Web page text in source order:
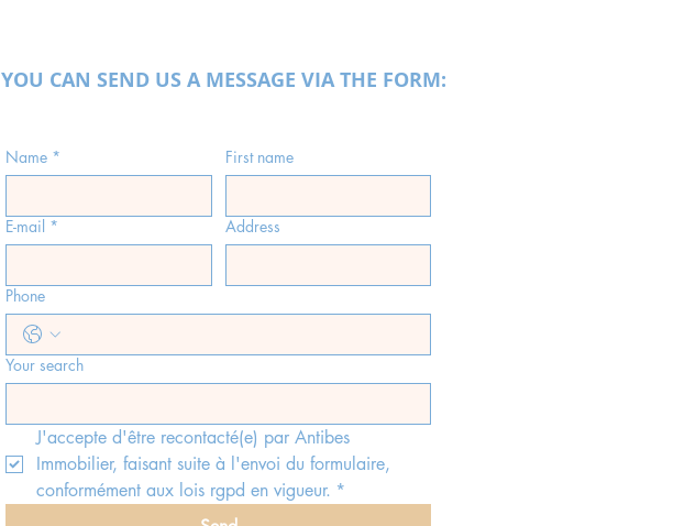
YOU CAN SEND US A MESSAGE VIA THE FORM:
Name * First name
E-mail * Address
Phone
Your search
J'accepte d'être recontacté(e) par Antibes
Immobilier, faisant suite à l'envoi du formulaire,
conformément aux lois rgpd en vigueur. *